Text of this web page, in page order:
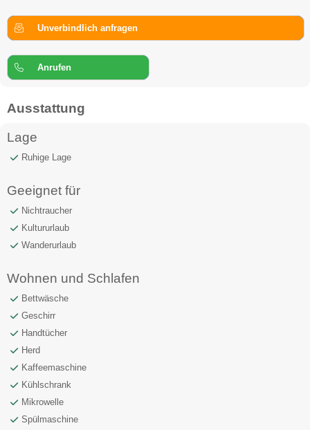
Unverbindlich anfragen
Anrufen
Ausstattung
Lage
Ruhige Lage
Geeignet für
Nichtraucher
Kultururlaub
Wanderurlaub
Wohnen und Schlafen
Bettwäsche
Geschirr
Handtücher
Herd
Kaffeemaschine
Kühlschrank
Mikrowelle
Spülmaschine